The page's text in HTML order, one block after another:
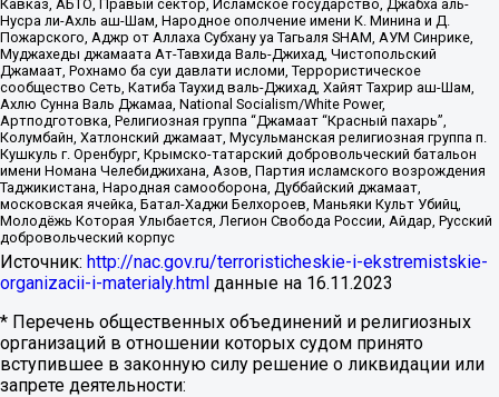
Кавказ, АБТО, Правый сектор, Исламское государство, Джабха аль-
Нусра ли-Ахль аш-Шам, Народное ополчение имени К. Минина и Д.
Пожарского, Аджр от Аллаха Субхану уа Тагьаля SHAM, АУМ Синрике,
Муджахеды джамаата Ат-Тавхида Валь-Джихад, Чистопольский
Джамаат, Рохнамо ба суи давлати исломи, Террористическое
сообщество Сеть, Катиба Таухид валь-Джихад, Хайят Тахрир аш-Шам,
Ахлю Сунна Валь Джамаа, National Socialism/White Power,
Артподготовка, Религиозная группа “Джамаат “Красный пахарь”,
Колумбайн, Хатлонский джамаат, Мусульманская религиозная группа п.
Кушкуль г. Оренбург, Крымско-татарский добровольческий батальон
имени Номана Челебиджихана, Азов, Партия исламского возрождения
Таджикистана, Народная самооборона, Дуббайский джамаат,
московская ячейка, Батал-Хаджи Белхороев, Маньяки Культ Убийц,
Молодёжь Которая Улыбается, Легион Свобода России, Айдар, Русский
добровольческий корпус
Источник: http://nac.gov.ru/terroristicheskie-i-ekstremistskie-
organizacii-i-materialy.html данные на 16.11.2023
* Перечень общественных объединений и религиозных
организаций в отношении которых судом принято
вступившее в законную силу решение о ликвидации или
запрете деятельности: